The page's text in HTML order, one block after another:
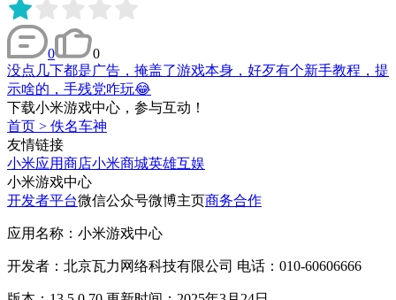
0
0
没点几下都是广告，掩盖了游戏本身，好歹有个新手教程，提
示啥的，手残党咋玩😂
下载小米游戏中心，参与互动！
首页 > 佚名车神
友情链接
小米应用商店小米商城英雄互娱
小米游戏中心
开发者平台微信公众号微博主页商务合作
应用名称：小米游戏中心
开发者：北京瓦力网络科技有限公司 电话：010-60606666